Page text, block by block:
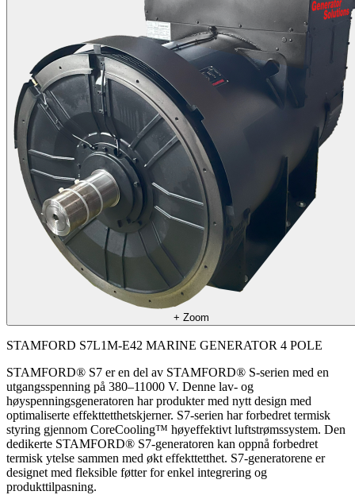
+ Zoom
STAMFORD S7L1M-E42 MARINE GENERATOR 4 POLE
STAMFORD® S7 er en del av STAMFORD® S-serien med en
utgangsspenning på 380–11000 V. Denne lav- og
høyspenningsgeneratoren har produkter med nytt design med
optimaliserte effekttetthetskjerner. S7-serien har forbedret termisk
styring gjennom CoreCooling™ høyeffektivt luftstrømssystem. Den
dedikerte STAMFORD® S7-generatoren kan oppnå forbedret
termisk ytelse sammen med økt effekttetthet. S7-generatorene er
designet med fleksible føtter for enkel integrering og
produkttilpasning.